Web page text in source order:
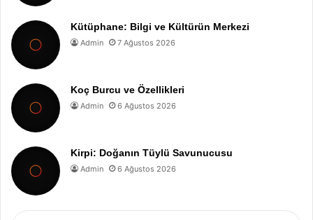
Kütüphane: Bilgi ve Kültürün Merkezi
Admin 7 Ağustos 2026
Koç Burcu ve Özellikleri
Admin 6 Ağustos 2026
Kirpi: Doğanın Tüylü Savunucusu
Admin 6 Ağustos 2026